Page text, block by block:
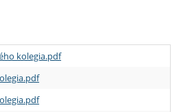
kolegia.pdf